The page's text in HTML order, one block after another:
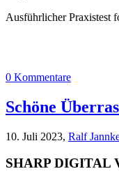
Ausführlicher Praxistest
0 Kommentare
Schöne
10. Juli 2023, Ralf
SHARP DIGITAL